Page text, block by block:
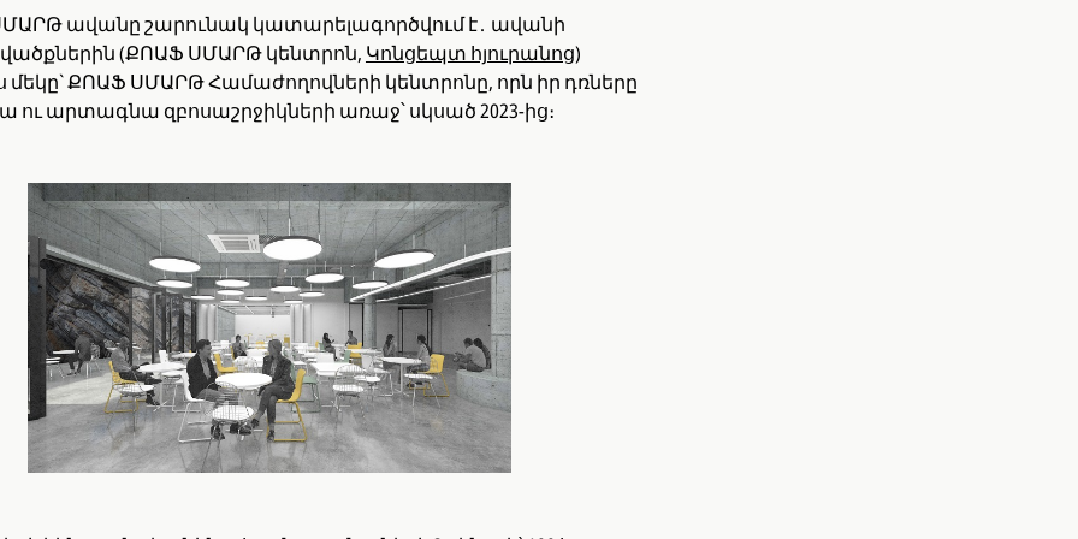
ավանը շարունակ կատարելագործվում է․ ավանի
(ՔՈԱՖ ՍՄԱՐԹ կենտրոն, Կոնցեպտ հյուրանոց)
մեկը` ՔՈԱՖ ՍՄԱՐԹ Համաժողովների կենտրոնը, որն իր դռները
ու արտագնա զբոսաշրջիկների առաջ՝ սկսած 2023-ից։